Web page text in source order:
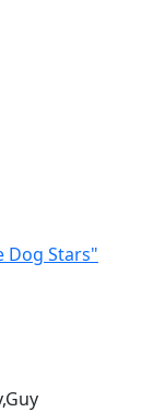
Dog Stars"